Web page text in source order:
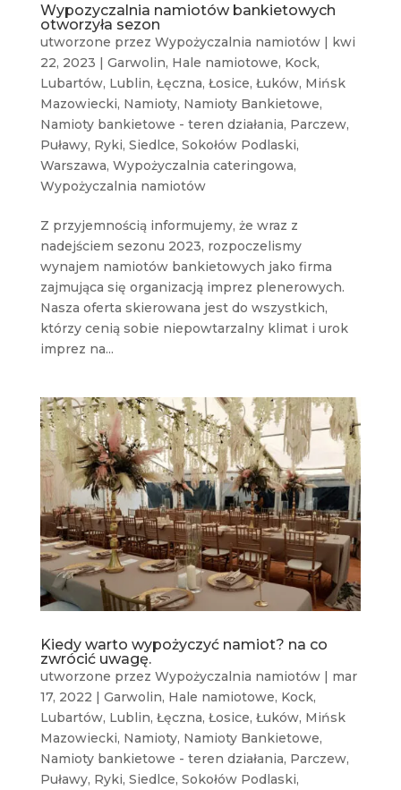
Wypozyczalnia namiotów bankietowych
otworzyła sezon
utworzone przez Wypożyczalnia namiotów| kwi
22, 2023 | Garwolin, Hale namiotowe, Kock,
Lubartów, Lublin, Łęczna, Łosice, Łuków, Mińsk
Mazowiecki, Namioty, Namioty Bankietowe,
Namioty bankietowe - teren działania, Parczew,
Puławy, Ryki, Siedlce, Sokołów Podlaski,
Warszawa, Wypożyczalnia cateringowa,
Wypożyczalnia namiotów
Z przyjemnością informujemy, że wraz z
nadejściem sezonu 2023, rozpoczelismy
wynajem namiotów bankietowych jako firma
zajmująca się organizacją imprez plenerowych.
Nasza oferta skierowana jest do wszystkich,
którzy cenią sobie niepowtarzalny klimat i urok
imprez na...
Kiedy warto wypożyczyć namiot? na co
zwrócić uwagę.
utworzone przez Wypożyczalnia namiotów| mar
17, 2022 | Garwolin, Hale namiotowe, Kock,
Lubartów, Lublin, Łęczna, Łosice, Łuków, Mińsk
Mazowiecki, Namioty, Namioty Bankietowe,
Namioty bankietowe - teren działania, Parczew,
Puławy, Ryki, Siedlce, Sokołów Podlaski,